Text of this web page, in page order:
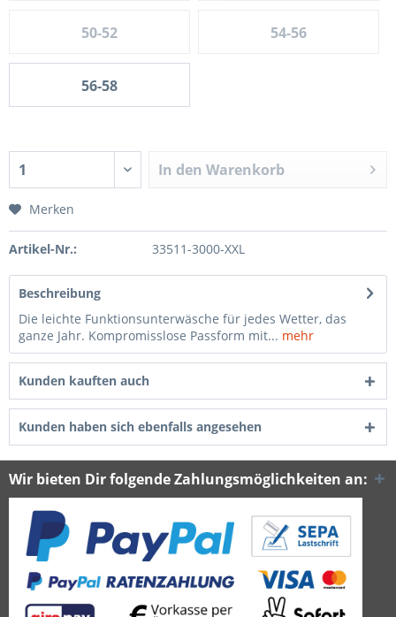
50-52 54-56
56-58
In den Warenkorb
Merken
Artikel-Nr.: 33511-3000-XXL
Beschreibung
Die leichte Funktionsunterwäsche für jedes Wetter, das
ganze Jahr. Kompromisslose Passform mit... mehr
Kunden kauften auch
Kunden haben sich ebenfalls angesehen
Wir bieten Dir folgende Zahlungsmöglichkeiten an: